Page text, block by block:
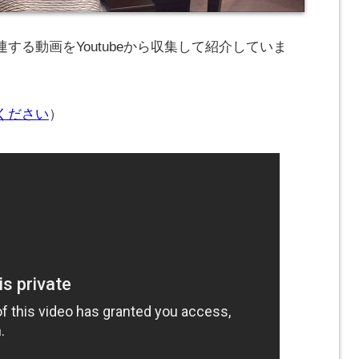
る動画をYoutubeから収集して紹介していま
ださい）